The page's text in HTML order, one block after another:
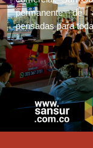
permanente de
pensadas para